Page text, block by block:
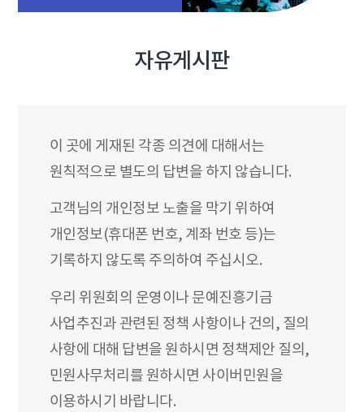
자유게시판
이 곳에 게재된 각종 의견에 대해서는
원칙적으로 별도의 답변을 하지 않습니다.
고객님의 개인정보 노출을 막기 위하여
개인정보(휴대폰 번호, 계좌 번호 등)는
기록하지 않도록 주의하여 주십시오.
우리 위원회의 운영이나 문예진흥기금
사업추진과 관련된 정책 사항이나 건의, 질의
사항에 대해 답변을 원하시면 정책제안 질의,
민원사무처리를 원하시면 사이버민원을
이용하시기 바랍니다.